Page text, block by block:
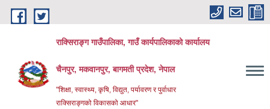
Skip to main content
राक्सिराङ्ग गाउँपालिका, गाउँ कार्यपालिकाको कार्यालय
चैनपुर, मकवानपुर, बागमती प्रदेश, नेपाल
"शिक्षा, स्वास्थ्य, कृषि, विद्युत, पर्यावरण र पुर्वाधार
राक्सिराङ्गको विकासको आधार"